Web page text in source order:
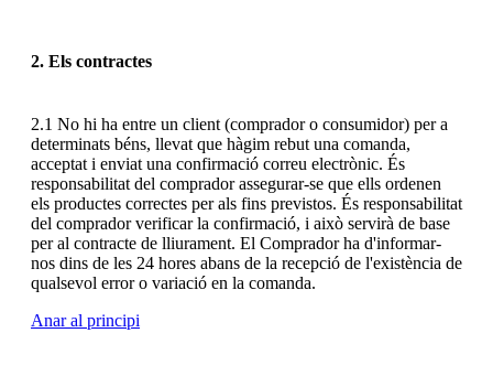
2. Els contractes
2.1 No hi ha entre un client (comprador o consumidor) per a
determinats béns, llevat que hàgim rebut una comanda,
acceptat i enviat una confirmació correu electrònic. És
responsabilitat del comprador assegurar-se que ells ordenen
els productes correctes per als fins previstos. És responsabilitat
del comprador verificar la confirmació, i això servirà de base
per al contracte de lliurament. El Comprador ha d'informar-
nos dins de les 24 hores abans de la recepció de l'existència de
qualsevol erroro variació en la comanda.
Anar al principi